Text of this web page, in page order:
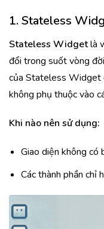
1. Stateless
Stateless Widgetlà
đổi trong suốt vòng
của Stateless Widget
không phụ thuộc vào
Khi nào nên sử dụng:
Giao diện không có
Các thành phần chỉ